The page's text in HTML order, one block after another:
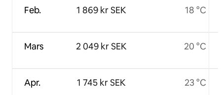
Feb.
Mars
Apr.
1 869 kr SEK
2 049 kr SEK
1 745 kr SEK
18 °C
20 °C
23 °C